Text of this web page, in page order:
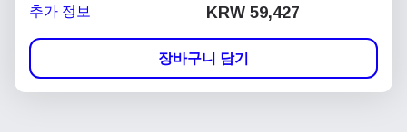
추가 정보 KRW 59,427
장바구니 담기